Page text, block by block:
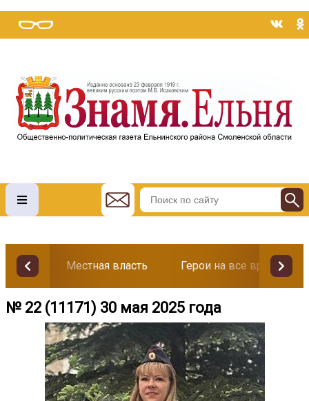
Местная власть Герои на все времена
№ 22 (11171) 30 мая 2025 года